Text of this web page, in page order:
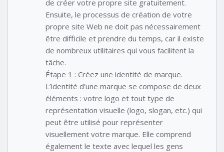
de créer votre propre site gratuitement.
Ensuite, le processus de création de votre
propre site Web ne doit pas nécessairement
être difficile et prendre du temps, car il existe
de nombreux utilitaires qui vous facilitent la
tâche.
Étape 1 : Créez une identité de marque.
L’identité d’une marque se compose de deux
éléments : votre logo et tout type de
représentation visuelle (logo, slogan, etc.) qui
peut être utilisé pour représenter
visuellement votre marque. Elle comprend
également le texte avec lequel les gens